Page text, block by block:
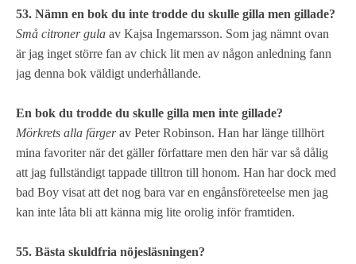
53. Nämn en bok du inte trodde du skulle gilla men gillade?
Små citroner gula av Kajsa Ingemarsson. Som jag nämnt ovan
är jag inget större fan av chick lit men av någon anledning fann
jag denna bok väldigt underhållande.
En bok du trodde du skulle gilla men inte gillade?
Mörkrets alla färgerav Peter Robinson. Han har länge tillhört
mina favoriter när det gäller författare men den här var så dålig
att jag fullständigt tappade tilltron till honom. Han har dock med
bad Boy visat att det nog bara var en engånsföreteelse men jag
kan inte låta bli att känna mig lite orolig inför framtiden.
55. Bästa skuldfria nöjesläsningen?